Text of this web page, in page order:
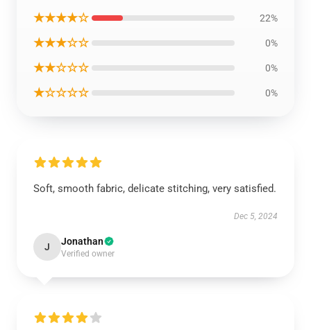
★★★★☆ 22%
★★★☆☆ 0%
★★☆☆☆ 0%
★☆☆☆☆ 0%
Soft, smooth fabric, delicate stitching, very satisfied.
Dec 5, 2024
J Jonathan
Verified owner